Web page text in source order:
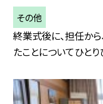
その他
終業式後に、担任か
たことについてひとり